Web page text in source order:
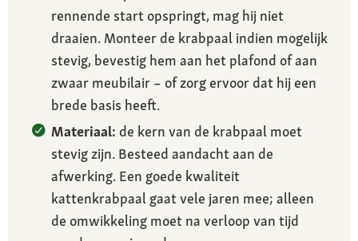
rennende start opspringt, mag hij niet
draaien. Monteer de krabpaal indien mogelijk
stevig, bevestig hem aan het plafond of aan
zwaar meubilair – of zorg ervoor dat hij een
brede basis heeft.
Materiaal: de kern van de krabpaal moet
stevig zijn. Besteed aandacht aan de
afwerking. Een goede kwaliteit
kattenkrabpaal gaat vele jaren mee; alleen
de omwikkeling moet na verloop van tijd